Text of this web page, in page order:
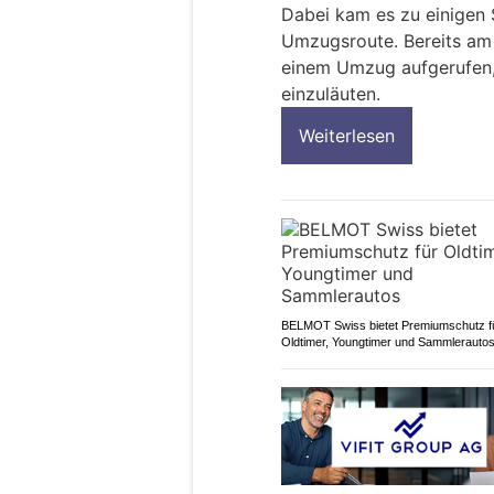
Dabei kam es zu
Umzugsroute. Bereits
einem Umzug
einzuläuten.
Weiterlesen
BELMOT Swiss bietet Premiumschutz
Oldtimer, Youngtimer und Sammlerautos